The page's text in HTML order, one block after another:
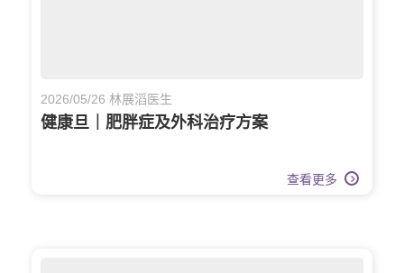
2026/05/26 林展滔医生
健康旦｜肥胖症及外科治疗方案
查看更多